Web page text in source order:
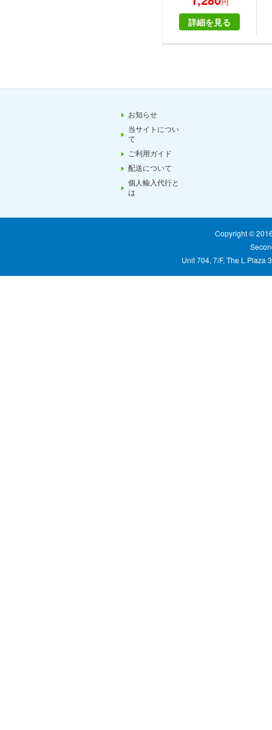
BRAHMI
詳細を見る
お知らせ
当サイトについ
て
ご利用ガイド
配送について
個人輸入代行と
は
Copyright ©
Unit 704, 7/F, The L Plaza